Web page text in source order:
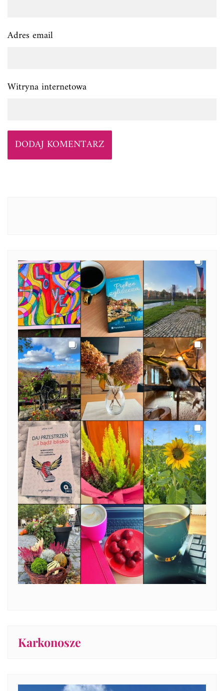
Adres email
Witryna internetowa
Karkonosze